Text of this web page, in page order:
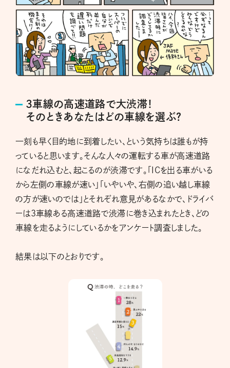
3車線の高速道路で大渋滞！
そのときあなたはどの車線を選ぶ？
一刻も早く目的地に到着したい、という気持ちは誰もが持
っていると思います。そんな人々の運転する車が高速道路
になだれ込むと、起こるのが渋滞です。「ICを出る車がいる
から左側の車線が速い」「いやいや、右側の追い越し車線
の方が速いのでは」とそれぞれ意見があるなかで、ドライバ
ーは3車線ある高速道路で渋滞に巻き込まれたとき、どの
車線を走るようにしているかをアンケート調査しました。
結果は以下のとおりです。